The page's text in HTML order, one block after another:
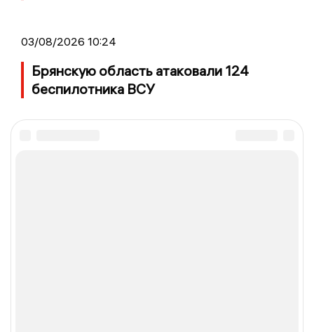
03/08/2026 10:24
Брянскую область атаковали 124
беспилотника ВСУ